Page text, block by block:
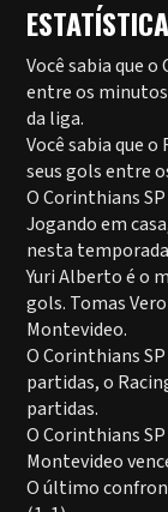
Você sabia que
entre os
da liga.
Você sabia que
seus gols entre
O Corinthians
Jogando em
nesta
Yuri Alberto é o
gols. Tomas
Montevideo.
O Corinthians
partidas, o
partidas.
O Corinthians
Montevideo
O último